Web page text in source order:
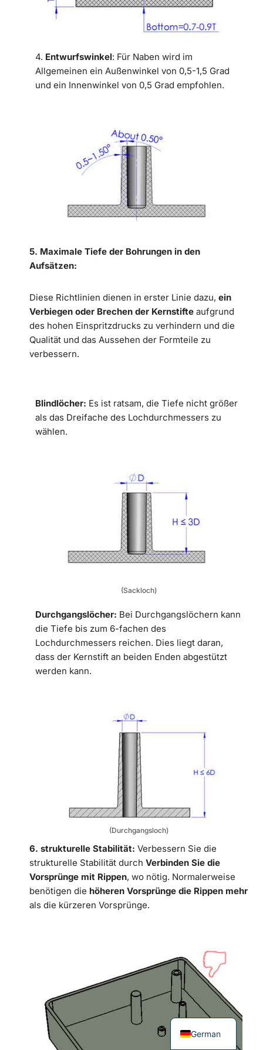
4. Entwurfswinkel: Für Naben wird im
Allgemeinen ein Außenwinkel von 0,5-1,5 Grad
und ein Innenwinkel von 0,5 Grad empfohlen.
5. Maximale Tiefe der Bohrungen in den
Aufsätzen:
Diese Richtlinien dienen in erster Linie dazu, ein
Verbiegen oder Brechen der Kernstifte aufgrund
des hohen Einspritzdrucks zu verhindern und die
Qualität und das Aussehen der Formteile zu
verbessern.
Blindlöcher: Es ist ratsam, die Tiefe nicht größer
als das Dreifache des Lochdurchmessers zu
wählen.
(Sackloch)
Durchgangslöcher: Bei Durchgangslöchern kann
die Tiefe bis zum 6-fachen des
Lochdurchmessers reichen. Dies liegt daran,
dass der Kernstift an beiden Enden abgestützt
werden kann.
(Durchgangsloch)
6. strukturelle Stabilität: Verbessern Sie die
strukturelle Stabilität durch Verbinden Sie die
Vorsprünge mit Rippen, wo nötig. Normalerweise
benötigen die höheren Vorsprünge die Rippen mehr
als die kürzeren Vorsprünge.
German